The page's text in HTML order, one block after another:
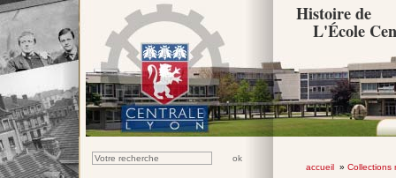
Histoire de
L'École
accueil» Collections